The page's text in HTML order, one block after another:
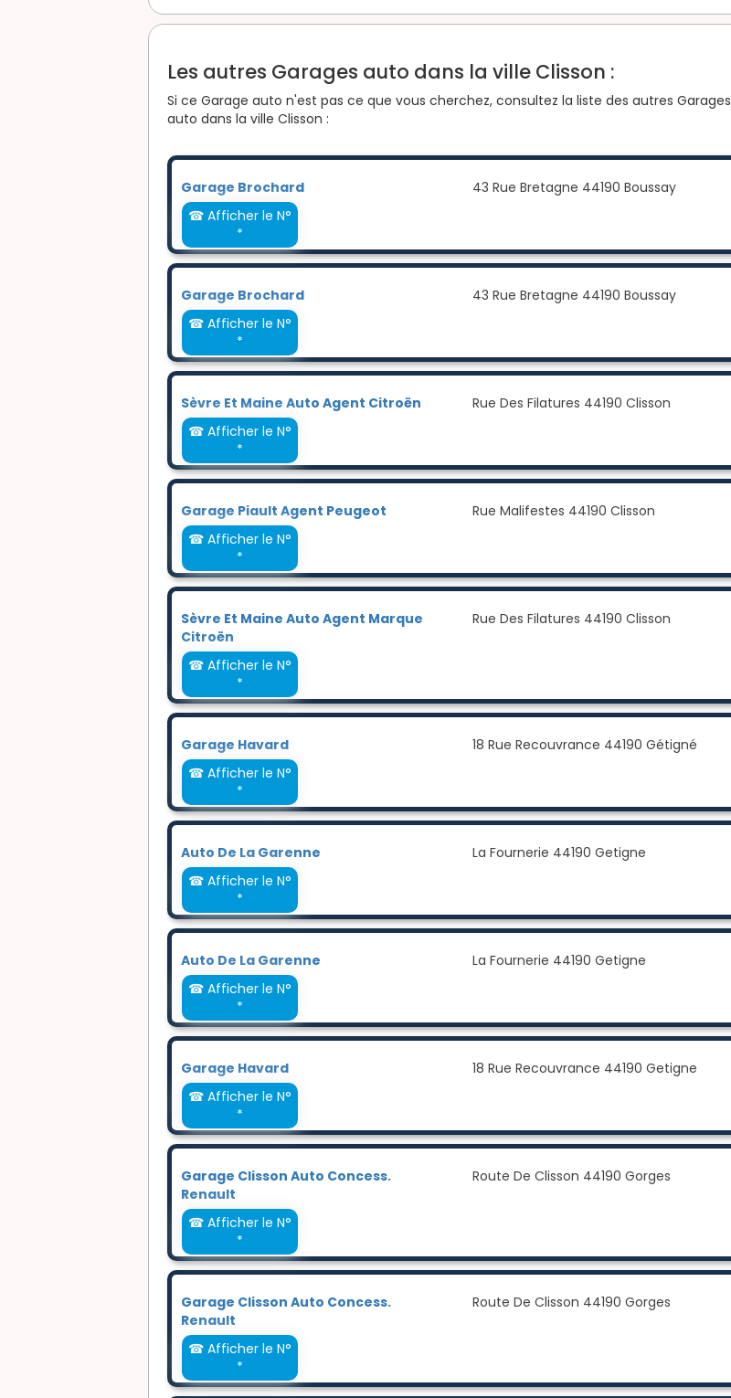
Les autres Garages auto dans la ville Clisson :
Si ce Garage auto n'est pas ce que vous cherchez, consultez la liste des autres Garages
auto dans la ville Clisson :
Garage Brochard
43 Rue Bretagne 44190 Boussay
☎ Afficher le N°
*
Garage Brochard
43 Rue Bretagne 44190 Boussay
☎ Afficher le N°
*
Sèvre Et Maine Auto Agent Citroën
Rue Des Filatures 44190 Clisson
☎ Afficher le N°
*
Garage Piault Agent Peugeot
Rue Malifestes 44190 Clisson
☎ Afficher le N°
*
Sèvre Et Maine Auto Agent Marque
Citroën
Rue Des Filatures 44190 Clisson
☎ Afficher le N°
*
Garage Havard
18 Rue Recouvrance 44190 Gétigné
☎ Afficher le N°
*
Auto De La Garenne
La Fournerie 44190 Getigne
☎ Afficher le N°
*
Auto De La Garenne
La Fournerie 44190 Getigne
☎ Afficher le N°
*
Garage Havard
18 Rue Recouvrance 44190 Getigne
☎ Afficher le N°
*
Garage Clisson Auto Concess.
Renault
Route De Clisson 44190 Gorges
☎ Afficher le N°
*
Garage Clisson Auto Concess.
Renault
Route De Clisson 44190 Gorges
☎ Afficher le N°
*